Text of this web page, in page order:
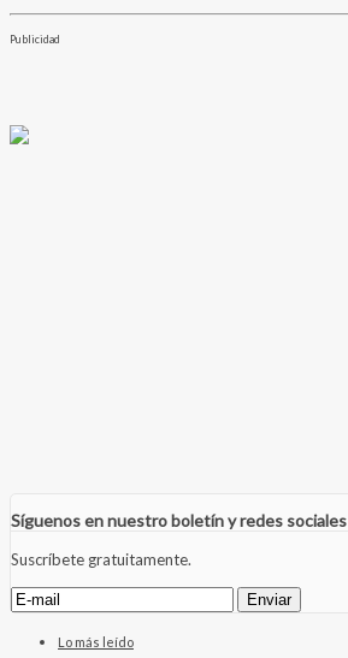
Publicidad
Síguenos en nuestro boletín y redes sociales
Suscríbete gratuitamente.
Lo más leído